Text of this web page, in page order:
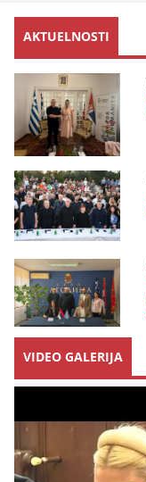
AKTUELNOSTI
VIDEO GALERIJA